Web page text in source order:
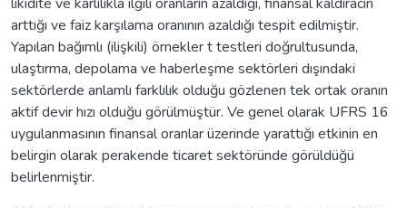
arttığı ve faiz karşılama oranının azaldığı tespit edilmiştir.
Yapılan bağımlı (ilişkili) örnekler t testleri doğrultusunda,
ulaştırma, depolama ve haberleşme sektörleri dışındaki
sektörlerde anlamlı farklılık olduğu gözlenen tek ortak oranın
aktif devir hızı olduğu görülmüştür. Ve genel olarak UFRS 16
uygulanmasının finansal oranlar üzerinde yarattığı etkinin en
belirgin olarak perakende ticaret sektöründe görüldüğü
belirlenmiştir.